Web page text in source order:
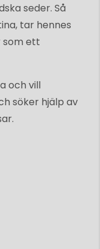
seder. Så
tar hennes
som ett
och vill
söker hjälp av